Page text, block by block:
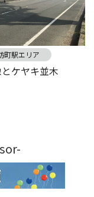
町駅エリア
ケヤキ並木